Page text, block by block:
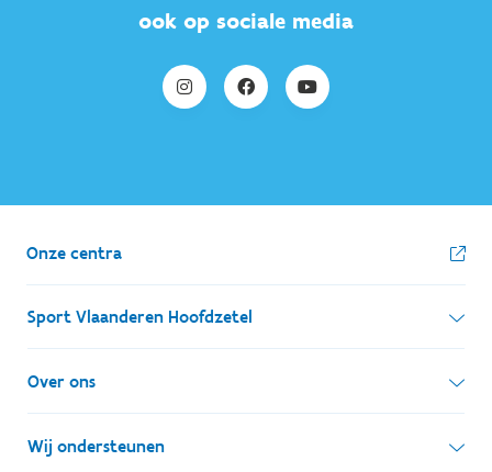
ook op sociale media
Onze centra
Sport Vlaanderen Hoofdzetel
Simon Bolivarlaan 17
1000 Brussel
Ondernemingsnummer: BE 0248.142.826
Over ons
Wie zijn we, wat doen we
Wij ondersteunen